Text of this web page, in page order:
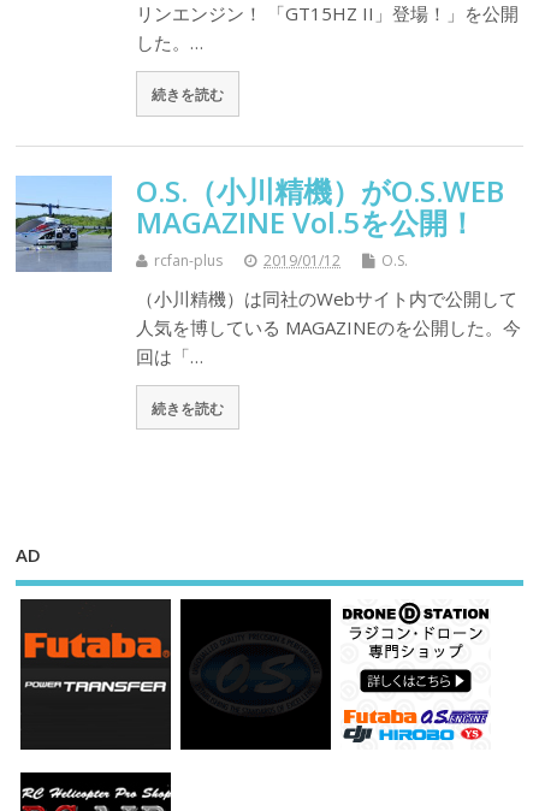
リンエンジン！ 「GT15HZ II」登場！」を公開
した。…
続きを読む
O.S.（小川精機）がO.S.WEB
MAGAZINE Vol.5を公開！
rcfan-plus 2019/01/12 O.S.
（小川精機）は同社のWebサイト内で公開して
人気を博している MAGAZINEのを公開した。今
回は「…
続きを読む
AD